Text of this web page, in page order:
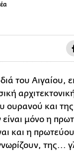
του Αιγαίου,
ουρανού και
μόνο η
και η
της...